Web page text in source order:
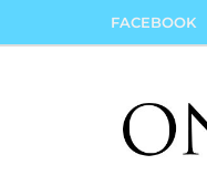
FACEBOOK